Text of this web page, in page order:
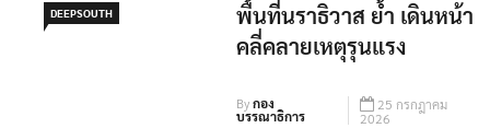
DEEPSOUTH
พื้นที่นราธิวาส ย้ำ เดินหน้า
คลี่คลายเหตุรุนแรง
Byกอง
บรรณาธิการ
25 กรกฎาคม
2026